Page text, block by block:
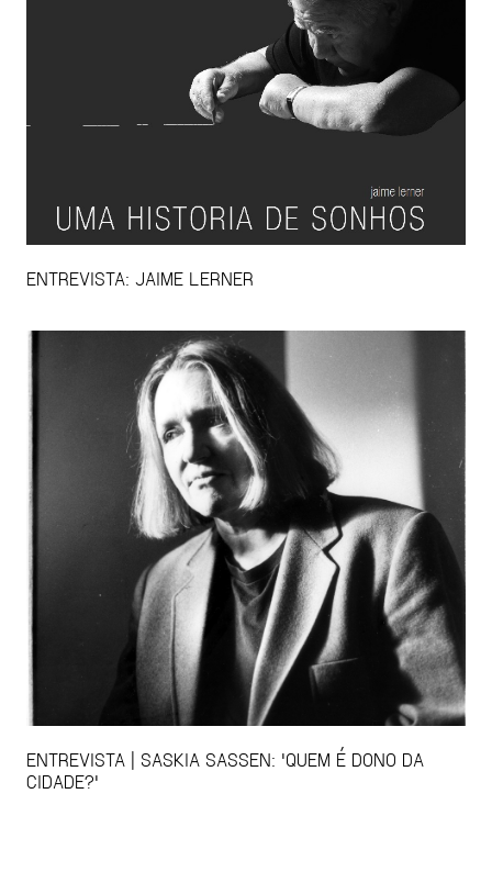
ENTREVISTA: JAIME LERNER
ENTREVISTA | SASKIA SASSEN: 'QUEM É DONO DA
CIDADE?'